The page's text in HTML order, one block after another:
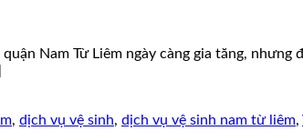
Nam Từ Liêm ngày càng gia tăng,
, dịch vụ vệ sinh, dịch vụ vệ sinh nam từ liêm,